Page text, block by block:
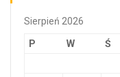
Sierpień 2026
P W Ś